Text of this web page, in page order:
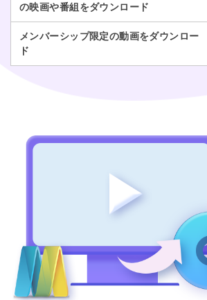
の映画や番組をダウンロード
メンバーシップ限定の動画をダウンロー
ド